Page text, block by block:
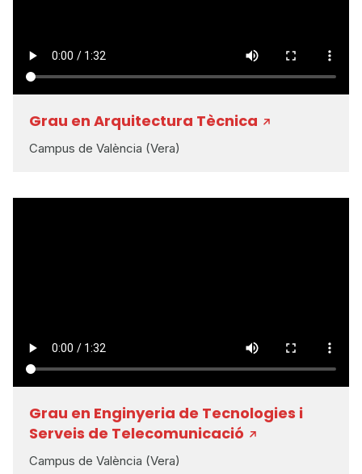
Grau en Arquitectura Tècnica
Campus de València (Vera)
Grau en Enginyeria de Tecnologies i
Serveis de Telecomunicació
Campus de València (Vera)